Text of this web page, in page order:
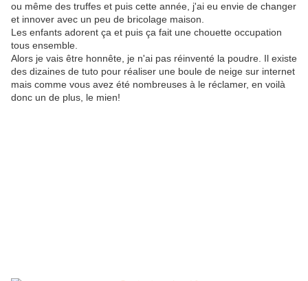
ou même des truffes et puis cette année, j'ai eu envie de changer
et innover avec un peu de bricolage maison.
Les enfants adorent ça et puis ça fait une chouette occupation
tous ensemble.
Alors je vais être honnête, je n'ai pas réinventé la poudre. Il existe
des dizaines de tuto pour réaliser une boule de neige sur internet
mais comme vous avez été nombreuses à le réclamer, en voilà
donc un de plus, le mien!